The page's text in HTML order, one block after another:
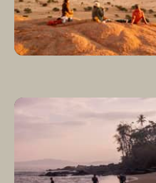
de la randonnée